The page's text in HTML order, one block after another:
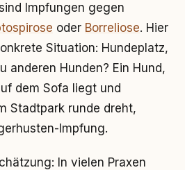
Impfungen gegen
oder Borreliose. Hier
Situation: Hundeplatz,
anderen Hunden? Ein Hund,
dem Sofa liegt und
Stadtpark runde dreht,
Impfung.
In vielen Praxen